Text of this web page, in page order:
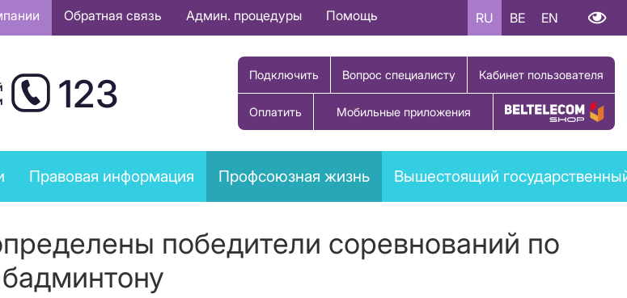
Обратная связь Админ. процедуры Помощь RU BE EN
123 Подключить Вопрос специалисту Кабинет пользователя
Оплатить Мобильные приложения Купить товар
Правовая информация Профсоюзная жизнь Вышестоящий
победители соревнований по
бадминтону